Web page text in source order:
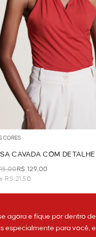
CORES
CAVADA COM
- VERMELHO
R$ 129,00
R$ 21,50
agora e fique por dentro
especialmente para você,